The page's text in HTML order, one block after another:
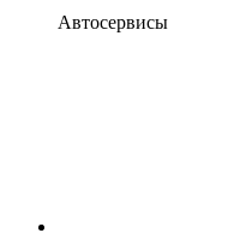
Автосервисы